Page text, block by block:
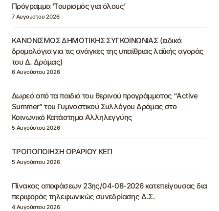
Πρόγραμμα ‘Τουρισμός για όλους’
7 Αυγούστου 2026
ΚΑΝΟΝΙΣΜΟΣ ΔΗΜΟΤΙΚΗΣ ΣΥΓΚΟΙΝΩΝΙΑΣ (ειδικά
δρομολόγια για τις ανάγκες της υπαίθριας λαϊκής αγοράς
του Δ. Δράμας)
6 Αυγούστου 2026
Δωρεά από τα παιδιά του θερινού προγράμματος “Active
Summer” του Γυμναστικού Συλλόγου Δράμας στο
Κοινωνικό Κατάστημα Αλληλεγγύης
5 Αυγούστου 2026
ΤΡΟΠΟΠΟΙΗΣΗ ΩΡΑΡΙΟΥ ΚΕΠ
5 Αυγούστου 2026
Πίνακας αποφάσεων 23ης/04-08-2026 κατεπείγουσας δια
περιφοράς τηλεφωνικώς συνεδρίασης Δ.Σ.
4 Αυγούστου 2026